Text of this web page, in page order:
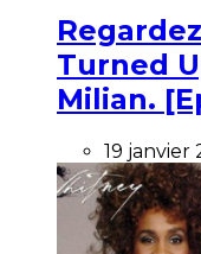
Turned
Milian.
19 janvier